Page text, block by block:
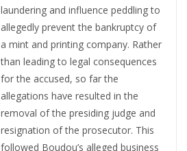
laundering and influence peddling to
allegedly prevent the bankruptcy of
a mint and printing company. Rather
than leading to legal consequences
for the accused, so far the
allegations have resulted in the
removal of the presiding judge and
resignation of the prosecutor. This
followed Boudou’s alleged business